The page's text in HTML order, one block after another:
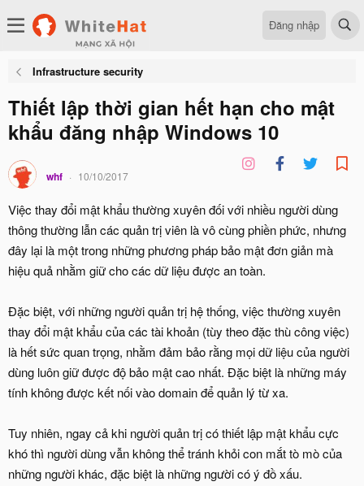
Đăng nhập
Infrastructure security
Thiết lập thời gian hết hạn cho mật
khẩu đăng nhập Windows 10
whf 10/10/2017
Việc thay đổi mật khẩu thường xuyên đối với nhiều người dùng
thông thường lẫn các quản trị viên là vô cùng phiền phức, nhưng
đây lại là một trong những phương pháp bảo mật đơn giản mà
hiệu quả nhằm giữ cho các dữ liệu được an toàn.
Đặc biệt, với những người quản trị hệ thống, việc thường xuyên
thay đổi mật khẩu của các tài khoản (tùy theo đặc thù công việc)
là hết sức quan trọng, nhằm đảm bảo rằng mọi dữ liệu của người
dùng luôn giữ được độ bảo mật cao nhất. Đặc biệt là những máy
tính không được kết nối vào domain để quản lý từ xa.
Tuy nhiên, ngay cả khi người quản trị có thiết lập mật khẩu cực
khó thì người dùng vẫn không thể tránh khỏi con mắt tò mò của
những người khác, đặc biệt là những người có ý đồ xấu.